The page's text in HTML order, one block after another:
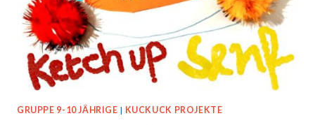
GRUPPE 9-10 JÄHRIGE | KUCKUCK PROJEKTE